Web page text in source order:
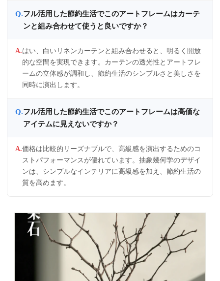
フル活用した節約生活でこのアートフレームはカーテ
ンと組み合わせて使うと良いですか？
はい、白いリネンカーテンと組み合わせると、明るく開放
的な空間を実現できます。カーテンの透光性とアートフレ
ームの立体感が調和し、節約生活のシンプルさと美しさを
同時に演出します。
フル活用した節約生活でこのアートフレームは高価な
アイテムに見えないですか？
価格は比較的リーズナブルで、高級感を演出するためのコ
ストパフォーマンスが優れています。抽象幾何学のデザイ
ンは、シンプルなインテリアに高級感を加え、節約生活の
質を高めます。